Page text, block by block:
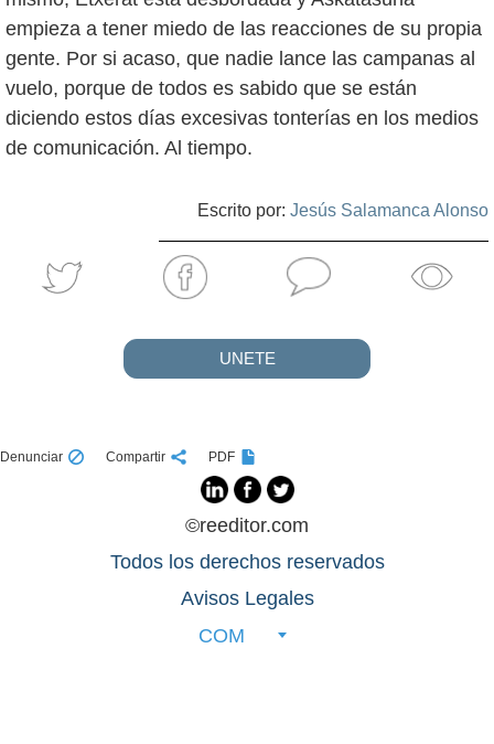
empieza a tener miedo de las reacciones de su propia
gente. Por si acaso, que nadie lance las campanas al
vuelo, porque de todos es sabido que se están
diciendo estos días excesivas tonterías en los medios
de comunicación. Al tiempo.
Escrito por: Jesús Salamanca Alonso
UNETE
Denunciar Compartir PDF
©reeditor.com
Todos los derechos reservados
Avisos Legales